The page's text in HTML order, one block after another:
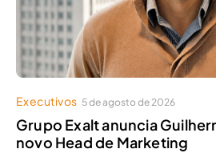
Executivos 5 de agosto de 2026
Grupo Exalt anuncia
novo Head de Marketing